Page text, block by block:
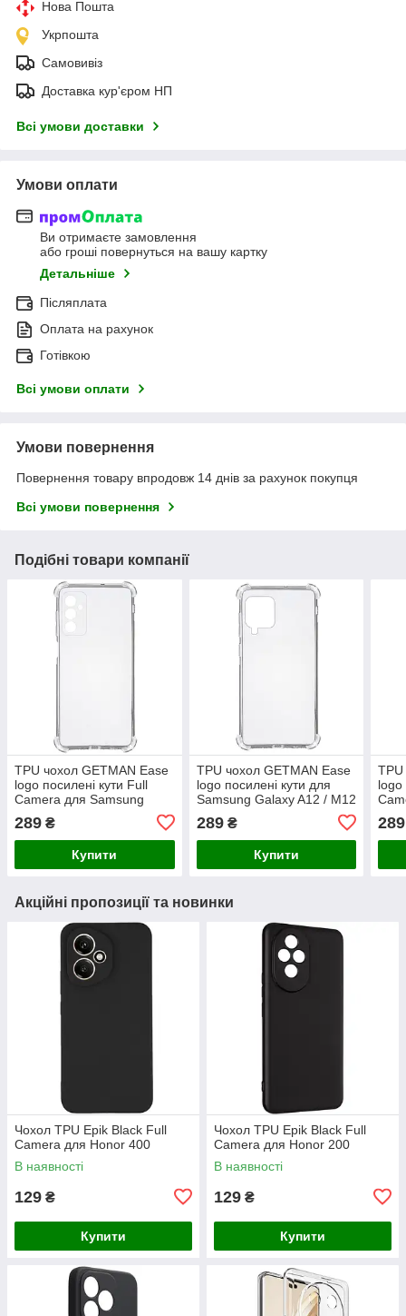
Нова Пошта
Укрпошта
Самовивіз
Доставка кур'єром НП
Всі умови доставки
Умови оплати
Ви отримаєте замовлення
або гроші повернуться на вашу картку
Детальніше
Післяплата
Оплата на рахунок
Готівкою
Всі умови оплати
Умови повернення
Повернення товару впродовж 14 днів за рахунок покупця
Всі умови повернення
Подібні товари компанії
TPU чохол GETMAN Ease
logo посилені кути Full
Camera для Samsung
289 ₴
Купити
TPU чохол GETMAN Ease
logo посилені кути для
Samsung Galaxy A12 / M12
289₴
Купити
logo
289
Акційні пропозиції та новинки
Чохол TPU Epik Black Full
Camera для Honor 400
В наявності
129 ₴
Купити
Чохол TPU Epik Black Full
Camera для Honor 200
В наявності
129 ₴
Купити